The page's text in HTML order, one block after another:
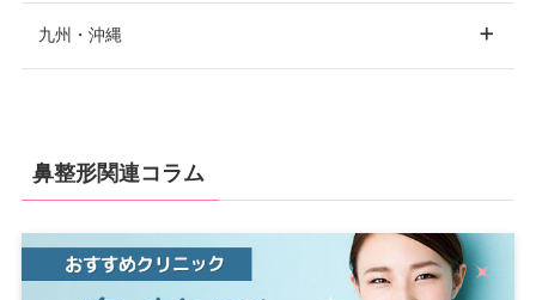
岩手 盛岡
赤坂 恵比寿 高田馬場
秋葉原 世田谷 自由が丘
吉祥寺 北千住 立川
町田
新潟
心斎橋 阿倍野 難波
堺 吹田
京都 京都市
岡山 岡山市 倉敷
山口
香川 高松
愛媛 松山
九州・沖縄
天神 北九州 久留米
鼻整形関連コラム